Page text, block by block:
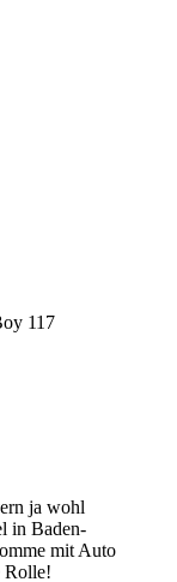
117
ja wohl
in Baden-
mit Auto
Rolle!